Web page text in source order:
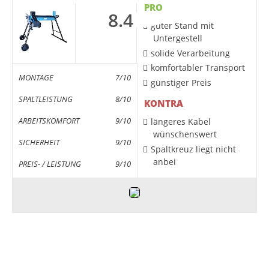
8.4
MONTAGE
7/10
SPALTLEISTUNG
8/10
ARBEITSKOMFORT
9/10
SICHERHEIT
9/10
PREIS- / LEISTUNG
9/10
PRO
guter Stand mit
Untergestell
solide Verarbeitung
komfortabler Transport
günstiger Preis
KONTRA
längeres Kabel
wünschenswert
Spaltkreuz liegt nicht
anbei